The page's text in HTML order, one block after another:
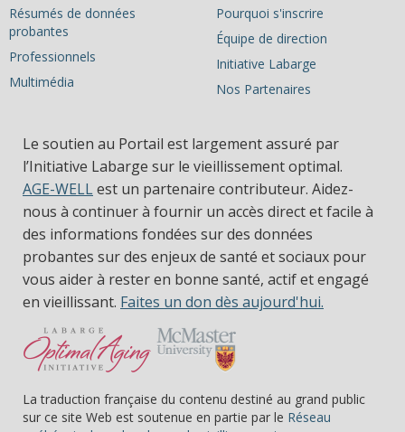
Résumés de données
probantes
Professionnels
Multimédia
Pourquoi s'inscrire
Équipe de direction
Initiative Labarge
Nos Partenaires
Le soutien au Portail est largement assuré par
l’Initiative Labarge sur le vieillissement optimal.
AGE-WELLest un partenaire contributeur. Aidez-
nous à continuer à fournir un accès direct et facile à
des informations fondées sur des données
probantes sur des enjeux de santé et sociaux pour
vous aider à rester en bonne santé, actif et engagé
en vieillissant. Faites un don dès aujourd'hui.
La traduction française du contenu destiné au grand public
sur ce site Web est soutenue en partie par le Réseau